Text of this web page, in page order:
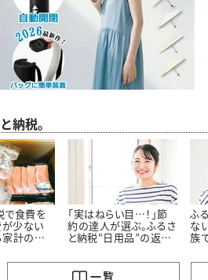
納税。
で食費を
が少ない
家計の味
「実はねらい目…！」節
約の達人が選ぶ。ふるさ
と納税“日用品”の返礼
ふ
な
族
一覧